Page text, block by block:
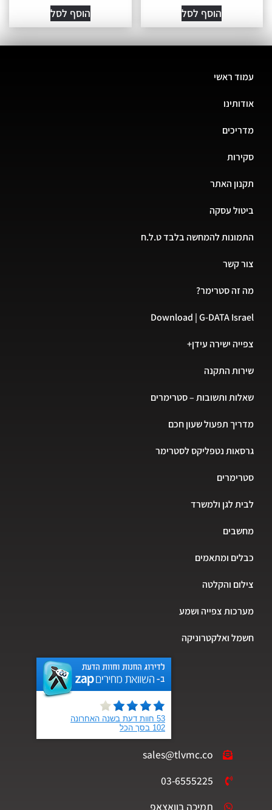
הוסף לסל הוסף לסל
עמוד ראשי
אודותינו
מדריכים
סקירות
תקנון האתר
ביטול עסקה
התמונות להמחשה בלבד ט.ל.ח
צור קשר
מה זה סטרימר?
Download | G-DATA Israel
צפייה ישירה עידן+
שירות התקנה
שאלות ותשובות – סטרימרים
מדריך תפעול שעון חכם
גרסאות נטפליקס לסטרימר
סטרימרים
לבית לגן ולמשרד
מחשבים
כבלים ומתאמים
צילום והקלטה
מערכות צפייה ושמע
חשמל ואלקטרוניקה
sales@tlvmc.co
03-6555225
תמיכה בוואצאפ